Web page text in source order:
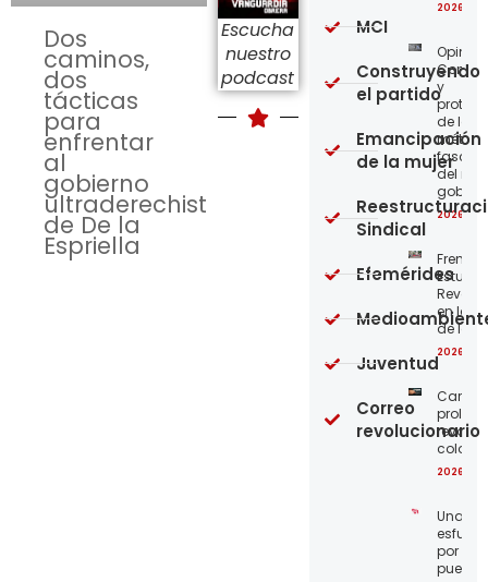
Dos
caminos,
dos
tácticas
para
enfrentar
al
gobierno
ultraderechista
de De la
Espriella
Escucha
nuestro
podcast
2026-
y
de los
del
2026-
Frente
en la
de los
2026-
Carta
2026-
por el
pueblo
MCI
Construyendo
el partido
Emancipación
de la mujer
Sindical
Efemérides
Juventud
Correo
revolucionario